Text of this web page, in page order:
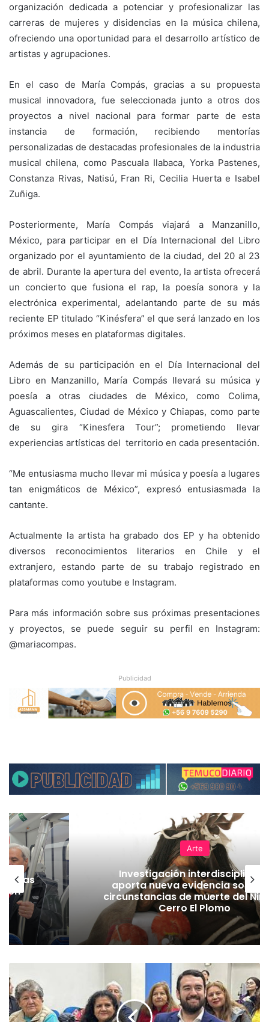
organización dedicada a potenciar y profesionalizar las
carreras de mujeres y disidencias en la música chilena,
ofreciendo una oportunidad para el desarrollo artístico de
artistas y agrupaciones.
En el caso de María Compás, gracias a su propuesta
musical innovadora, fue seleccionada junto a otros dos
proyectos a nivel nacional para formar parte de esta
instancia de formación, recibiendo mentorías
personalizadas de destacadas profesionales de la industria
musical chilena, como Pascuala Ilabaca, Yorka Pastenes,
Constanza Rivas, Natisú, Fran Ri, Cecilia Huerta e Isabel
Zuñiga.
Posteriormente, María Compás viajará a Manzanillo,
México, para participar en el Día Internacional del Libro
organizado por el ayuntamiento de la ciudad, del 20 al 23
de abril. Durante la apertura del evento, la artista ofrecerá
un concierto que fusiona el rap, la poesía sonora y la
electrónica experimental, adelantando parte de su más
reciente EP titulado “Kinésfera” el que será lanzado en los
próximos meses en plataformas digitales.
Además de su participación en el Día Internacional del
Libro en Manzanillo, María Compás llevará su música y
poesía a otras ciudades de México, como Colima,
Aguascalientes, Ciudad de México y Chiapas, como parte
de su gira “Kinesfera Tour”; prometiendo llevar
experiencias artísticas del territorio en cada presentación.
“Me entusiasma mucho llevar mi música y poesía a lugares
tan enigmáticos de México”, expresó entusiasmada la
cantante.
Actualmente la artista ha grabado dos EP y ha obtenido
diversos reconocimientos literarios en Chile y el
extranjero, estando parte de su trabajo registrado en
plataformas como youtube e Instagram.
Para más información sobre sus próximas presentaciones
y proyectos, se puede seguir su perfil en Instagram:
@mariacompas.
Publicidad
vías
Arte
Investigación
aporta nueva evidencia sobre
circunstancias de muerte del
Cerro El Plomo
u
j
e
r